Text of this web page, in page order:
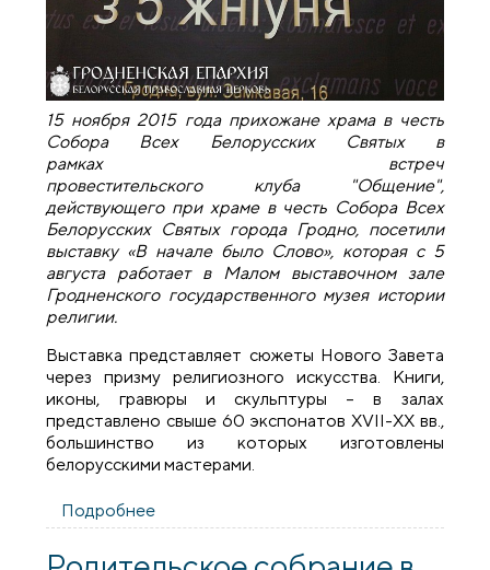
15 ноября2015 года прихожане храмав честь
Собора
Всех Белорусских Святыхв
рамкахвстреч
провестительского клуба"Общение",
действующего при храме в честь Собора Всех
Белорусских Святых города Гродно, посетили
выставку«В начале былоСлово», котораяс 5
августа
работаетв Малом выставочном зале
Гродненского государственного музея истории
религии.
Выставка представляет сюжеты Нового Завета
через
призму религиозного искусства Книги,
иконы, гравюры искульптуры – в залах
представлено свыше 60 экспонатов XVII-XXвв.,
большинство из которых
изготовлены
белорусскими мастерами
Подробнее
"Общение" посетили выставку «В начале